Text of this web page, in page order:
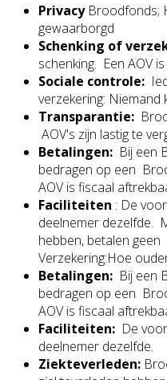
PrivacyBroodfonds;
gewaarborgd
Schenking of
schenking. Een AOV
Sociale controle:
verzekering: Niemand
Transparantie:
AOV's zijn lastig te
Betalingen: Bij een
bedragen op een
AOV is fiscaal
Faciliteiten : De
deelnemer dezelfde.
hebben, betalen geen
Verzekering:Hoe
Betalingen: Bij een
bedragen op een
AOV is fiscaal
Faciliteiten: De
deelnemer dezelfde.
Ziekteverleden: